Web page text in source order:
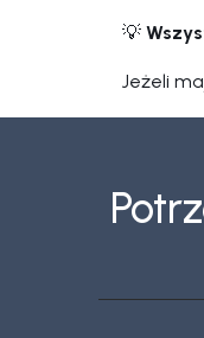
💡
Jeżeli